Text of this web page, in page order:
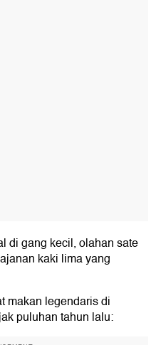
di gang kecil, olahan sate
kaki lima yang
makan legendaris di
puluhan tahun lalu: